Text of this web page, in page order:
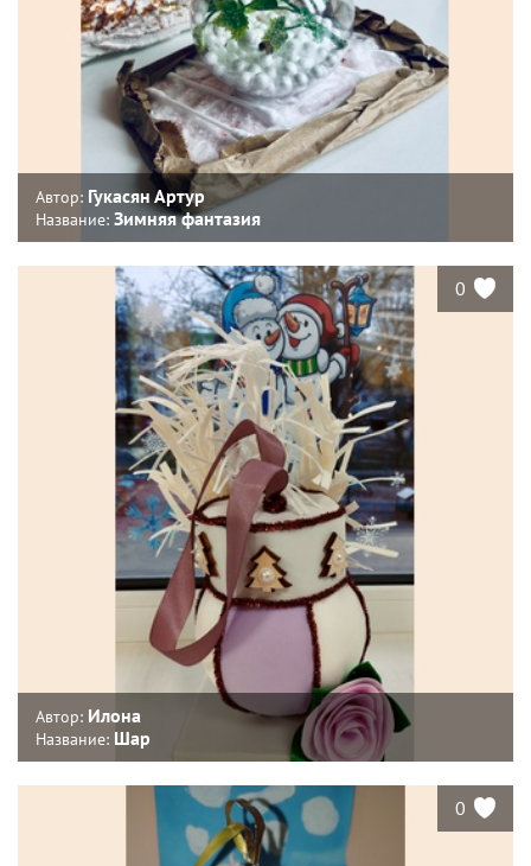
Автор: Гукасян Артур
Название: Зимняя фантазия
0
Автор: Илона
Название: Шар
0